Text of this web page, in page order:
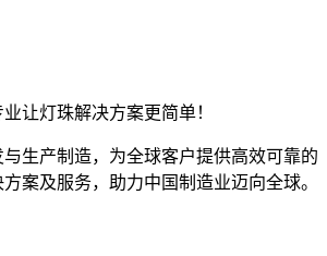
让灯珠解决方案更简单！
生产制造，为全球客户提供高效可靠的
案及服务，助力中国制造业迈向全球。